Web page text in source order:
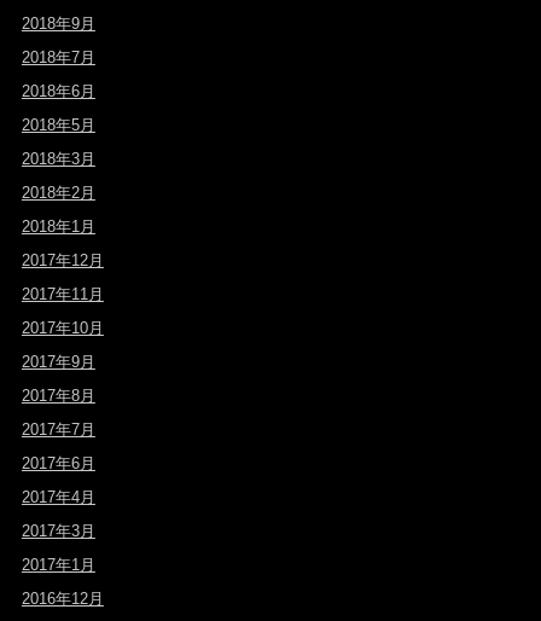
2018年9月
2018年7月
2018年6月
2018年5月
2018年3月
2018年2月
2018年1月
2017年12月
2017年11月
2017年10月
2017年9月
2017年8月
2017年7月
2017年6月
2017年4月
2017年3月
2017年1月
2016年12月